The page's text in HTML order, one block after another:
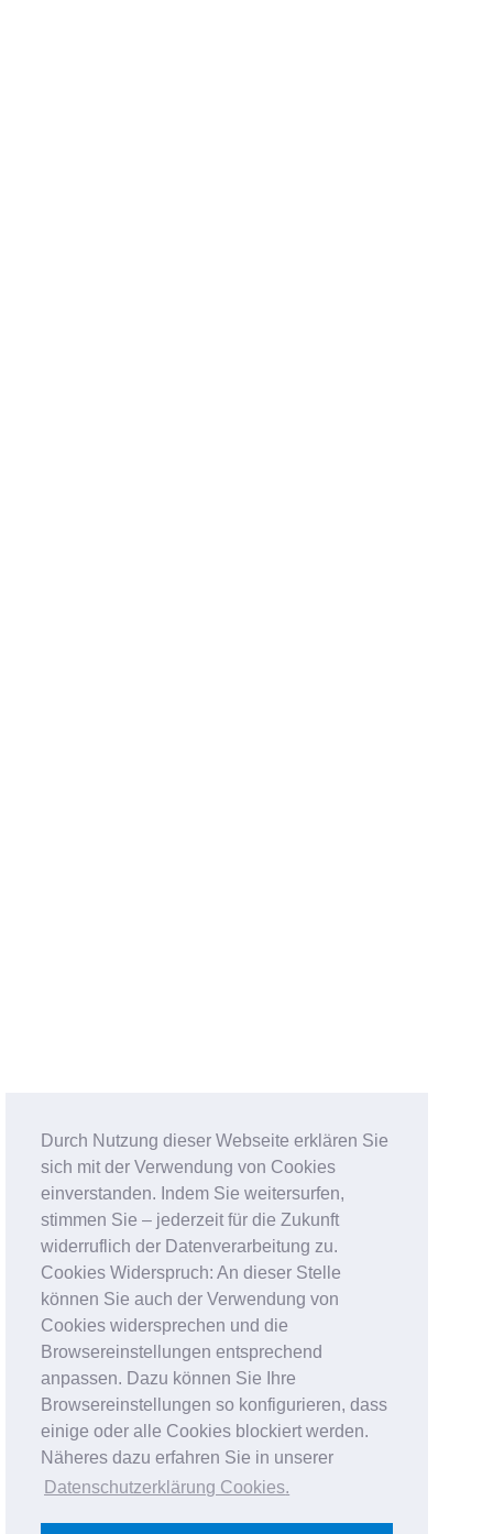
Durch Nutzung dieser Webseite erklären Sie
sich mit der Verwendung von Cookies
einverstanden. Indem Sie weitersurfen,
stimmen Sie – jederzeit für die Zukunft
widerruflich der Datenverarbeitung zu.
Cookies Widerspruch: An dieser Stelle
können Sie auch der Verwendung von
Cookies widersprechen und die
Browsereinstellungen entsprechend
anpassen. Dazu können Sie Ihre
Browsereinstellungen so konfigurieren, dass
einige oder alle Cookies blockiert werden.
Näheres dazu erfahren Sie in unserer
Datenschutzerklärung Cookies.